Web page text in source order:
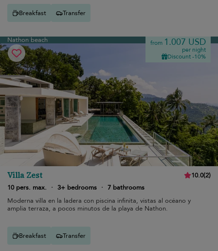
Breakfast Transfer
Nathon beach from 1.007 USD
per night
Discount -10%
Villa Zest 10.0(2)
10 pers. max.
· 3+ bedrooms · 7 bathrooms
Moderna villa en la ladera con piscina infinita, vistas al océano y
amplia terraza, a pocos minutos de la playa de Nathon.
Breakfast Transfer